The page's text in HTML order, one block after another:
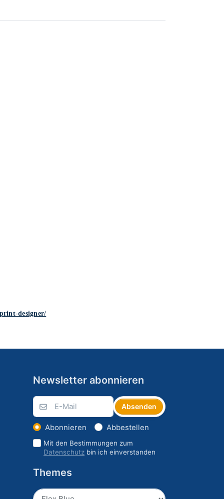
designer/
Newsletter abonnieren
Absenden
Abonnieren Abbestellen
Mit den Bestimmungen zum
Datenschutz bin ich einverstanden
Themes